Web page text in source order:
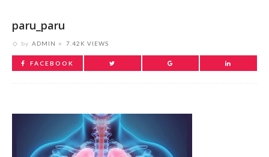
paru_paru
by ADMIN 7.42K VIEWS
FACEBOOK